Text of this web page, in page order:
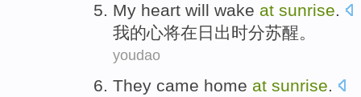
My heart will wake at sunrise.
我的心将在 日出时分苏醒。
youdao
They came home at sunrise.